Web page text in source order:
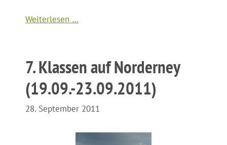
Weiterlesen …
7. Klassen auf Norderney
(19.09.-23.09.2011)
28. September 2011